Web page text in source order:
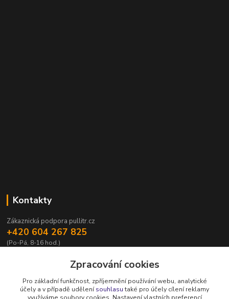
Kontakty
Zákaznická podpora pullitr.cz
+420 604 267 825
(Po-Pá, 8-16 hod.)
Zpracování cookies
Pro základní funkčnost, zpříjemnění používání webu, analytické
účely a v případě udělenísouhlasutaké pro účely cílení reklamy